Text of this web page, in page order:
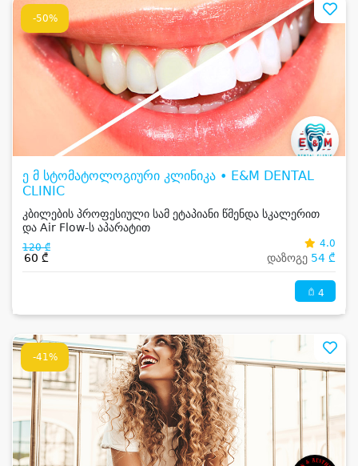
-50%
ე მ სტომატოლოგიური კლინიკა • E&M DENTAL
CLINIC
კბილების პროფესიული სამ ეტაპიანი წმენდა სკალერით
და Air Flow-ს აპარატით
120 ₾
60 ₾
4.0
დაზოგე 54 ₾
4
-41%